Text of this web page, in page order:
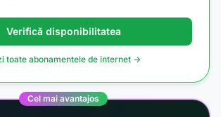
Verifică disponibilitatea
toate abonamentele de internet →
Cel mai avantajos